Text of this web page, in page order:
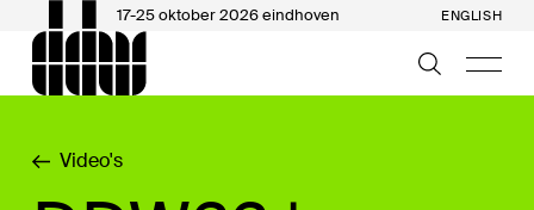
17-25 oktober 2026 eindhoven ENGLISH
Video's